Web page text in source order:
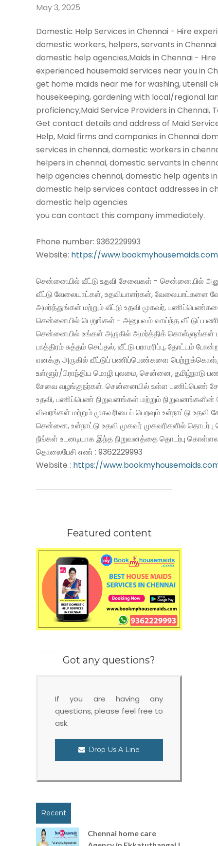
May 3, 2025
Domestic Help Services in Chennai - Hire
domestic workers, helpers, servants in
domestic help agencies,Maids in Chennai - Hire
experienced housemaid services near you in
get home maids near me for washing, utensil
housekeeping, gardening with local/regional
proficiency,Maid Service Providers in Chennai,
Get contact details and address of Maid
Help, Maid firms and companies in Chennai
services in chennai, domestic workers in
helpers in chennai, domestic servants in
help agencies chennai, domestic help agents
domestic help services contact addresses in
domestic help agencies
you can contact this company immediately.
Phone number: 9362229993
Website: https://
சென்னையில் வீட்டு உதவி சேவைகள் - சென்னையில்
வீட்டு வேலையாட்கள், உதவியாளர்கள், வேலையாட்களை
அமர்த்துங்கள் மற்றும் வீட்டு உதவி முகவர்,
சென்னையில் பெறுங்கள் - அனுபவம் வாய்ந்த வீட்டுப்
சென்னையில் உங்கள் அருகில் அமர்த்திக் கொள்ளுங்கள்
பாத்திரம் சுத்தம் செய்தல், வீட்டு பராமரிப்பு, தோட்டம்
எனக்கு அருகில் வீட்டுப் பணிப்பெண்களை
உள்ளூர்/பிராந்திய மொழி புலமை, சென்னை, தமிழ்நாடு
சேவை வழங்குநர்கள். சென்னையில் உள்ள பணிப்பெண்
உதவி, பணிப்பெண் நிறுவனங்கள் மற்றும் நிறுவனங்களின்
விவரங்கள் மற்றும் முகவரியைப் பெறவும் உள்நாட்டு உதவி
சென்னை, உள்நாட்டு உதவி முகவர் முகவரிகளில்
நீங்கள் உடனடியாக இந்த நிறுவனத்தை தொடர்பு
தொலைபேசி எண் : 9362229993
Website : https://
Featured content
Got any questions?
If you are having any
questions, please feel free to
ask.
Drop Us A Line
Recent
Chennai home care